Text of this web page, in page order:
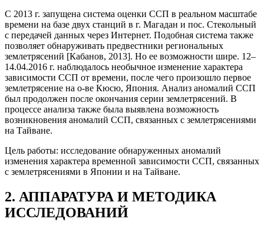
С 2013 г. запущена система оценки ССП в реальном масштабе
времени на базе двух станций в г. Магадан и пос. Стекольный
с передачей данных через Интернет. Подобная система также
позволяет обнаруживать предвестники региональных
землетрясений [Кабанов, 2013]. Но ее возможности шире. 12–
14.04.2016 г. наблюдалось необычное изменение характера
зависимости ССП от времени, после чего произошло первое
землетрясение на о-ве Кюсю, Япония. Анализ аномалий ССП
был продолжен после окончания серии землетрясений. В
процессе анализа также была выявлена возможность
возникновения аномалий ССП, связанных с землетрясениями
на Тайване.
Цель работы: исследование обнаруженных аномалий
изменения характера временной зависимости ССП, связанных
с землетрясениями в Японии и на Тайване.
2. АППАРАТУРА И МЕТОДИКА
ИССЛЕДОВАНИЙ